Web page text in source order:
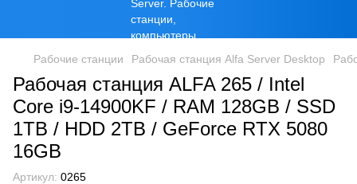
Рабочие станции Рабочая станция Alfa Server Desktop
Рабочая станция ALFA 265 / Intel
Core i9-14900KF / RAM 128GB / SSD
1TB / HDD 2TB / GeForce RTX 5080
16GB
Артикул: 0265